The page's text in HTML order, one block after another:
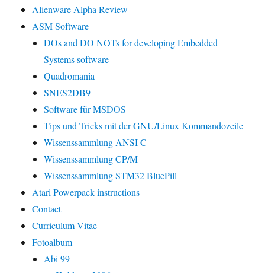
Alienware Alpha Review
ASM Software
DOs and DO NOTs for developing Embedded
Systems software
Quadromania
SNES2DB9
Software für MSDOS
Tips und Tricks mit der GNU/Linux Kommandozeile
Wissenssammlung ANSI C
Wissenssammlung CP/M
Wissenssammlung STM32 BluePill
Atari Powerpack instructions
Contact
Curriculum Vitae
Fotoalbum
Abi 99